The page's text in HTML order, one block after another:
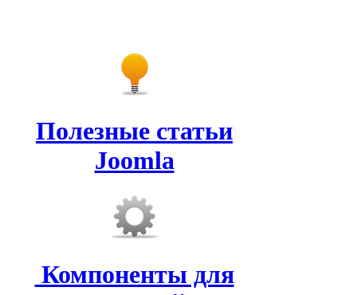
Полезные статьи
Joomla
Компоненты для